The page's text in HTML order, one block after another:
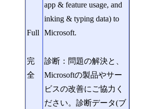
Full
完
全
app & feature usage, and
inking & typing data) to
Microsoft.
診断：問題の解決と、
Microsoftの製品やサー
ビスの改善にご協力く
ださい。診断データ(ブ